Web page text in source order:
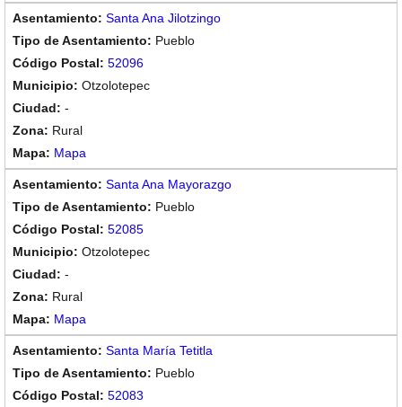
Santa Ana Jilotzingo
Pueblo
52096
Otzolotepec
-
Rural
Mapa
Santa Ana Mayorazgo
Pueblo
52085
Otzolotepec
-
Rural
Mapa
Santa María Tetitla
Pueblo
52083